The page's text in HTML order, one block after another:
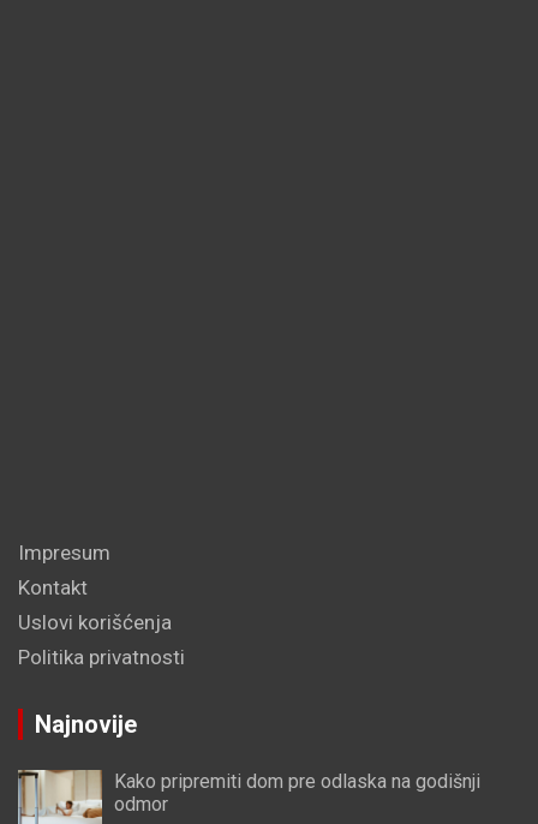
Impresum
Kontakt
Uslovi korišćenja
Politika privatnosti
Najnovije
Kako pripremiti dom pre odlaska na godišnji
odmor